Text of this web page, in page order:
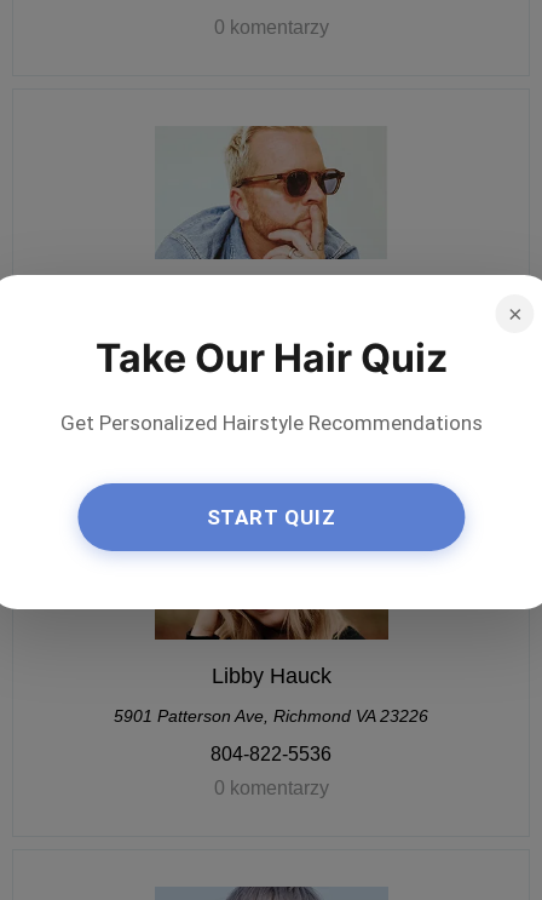
0 komentarzy
281-362-0422
Libby Hauck
5901 Patterson Ave, Richmond VA 23226
804-822-5536
0 komentarzy
×
Take Our Hair Quiz
Get Personalized Hairstyle Recommendations
START QUIZ